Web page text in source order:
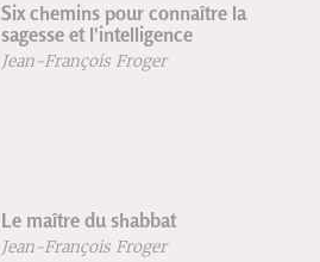
Six chemins pour connaître la
sagesse et l'intelligence
Jean-François Froger
Le maître du shabbat
Jean-François Froger